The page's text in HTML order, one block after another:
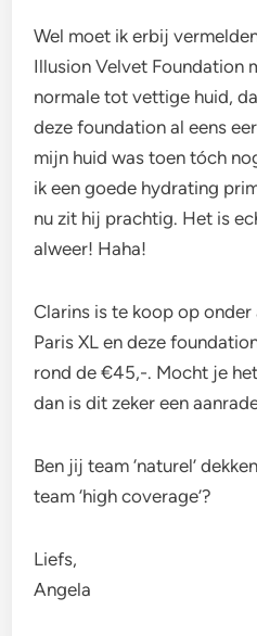
Wel moet ik erbij
Illusion Velvet Foundation
normale tot vettige huid,
deze foundation al eens
mijn huid was toen tóch
ik een goede hydrating
nu zit hij prachtig. Het is
alweer! Haha!
Clarins is te koop op
Paris XL en deze
rond de €45,-. Mocht je
dan is dit zeker een
Ben jij team ‘naturel’
team ‘high coverage’?
Liefs,
Angela